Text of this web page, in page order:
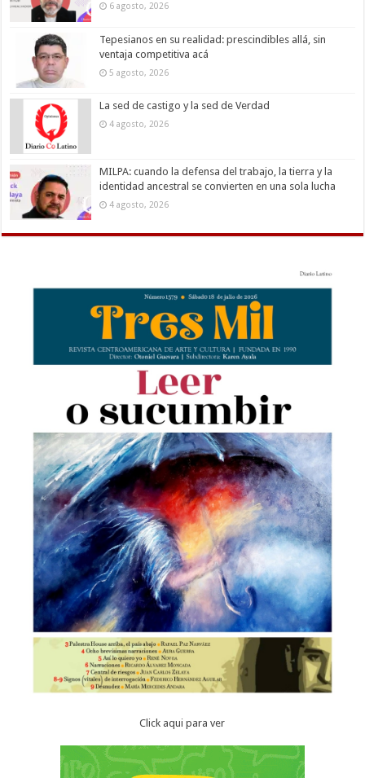
6 agosto, 2026
Tepesianos en su realidad: prescindibles allá, sin
ventaja competitiva acá
5 agosto, 2026
La sed de castigo y la sed de Verdad
4 agosto, 2026
MILPA: cuando la defensa del trabajo, la tierra y la
identidad ancestral se convierten en una sola lucha
4 agosto, 2026
Click aqui para ver